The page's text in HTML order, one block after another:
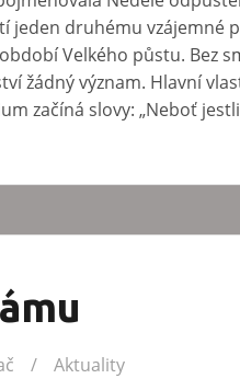
jeden druhému vzájemné
Velkého půstu. Bez
žádný význam. Hlavní
začíná slovy: „Neboť
Aktuality